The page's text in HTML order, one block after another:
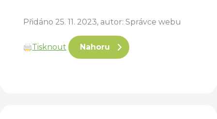
Přidáno 25. 11. 2023, autor: Správce webu
Tisknout Nahoru